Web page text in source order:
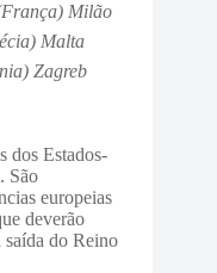
Milão
Malta
Zagreb
dos Estados-
São
europeias
deverão
saída do Reino